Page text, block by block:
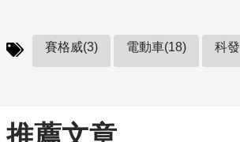
賽格威(3) 電動車(18) 科
推薦文章